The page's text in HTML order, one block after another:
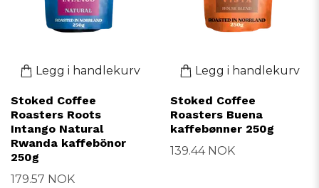
Legg i handlekurv
Stoked Coffee
Roasters Roots
Intango Natural
Rwanda kaffebönor
250g
179.57 NOK
Legg i handlekurv
Stoked Coffee
Roasters Buena
kaffebønner 250g
139.44 NOK